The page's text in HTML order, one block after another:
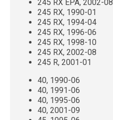
245 RX EPA, 2002-08
245 RX, 1990-01
245 RX, 1994-04
245 RX, 1996-06
245 RX, 1998-10
245 RX, 2002-08
245 R, 2001-01
40, 1990-06
40, 1991-06
40, 1995-06
40, 2001-09